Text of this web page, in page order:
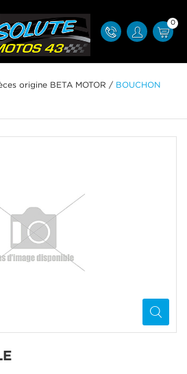
0
origine BETA MOTOR /
BOUCHON